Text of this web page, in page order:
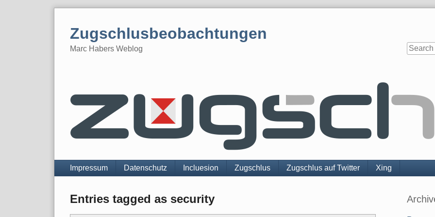
Zugschlusbeobachtungen
Marc Habers Weblog
Navigation
Impressum Datenschutz Incluesion Zugschlus Zugschlus auf Twitter Xing
Entries tagged as security Sidebar